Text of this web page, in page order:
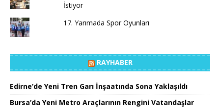
İstiyor
17. Yarımada Spor Oyunları
RAYHABER
Edirne’de Yeni Tren Garı İnşaatında Sona Yaklaşıldı
Bursa’da Yeni Metro Araçlarının Rengini Vatandaşlar